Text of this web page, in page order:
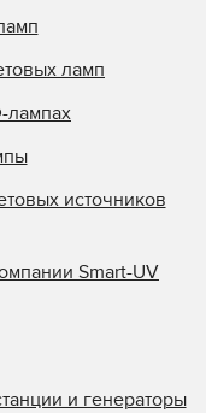
ламп
лампах
источников
Smart-UV
и генераторы